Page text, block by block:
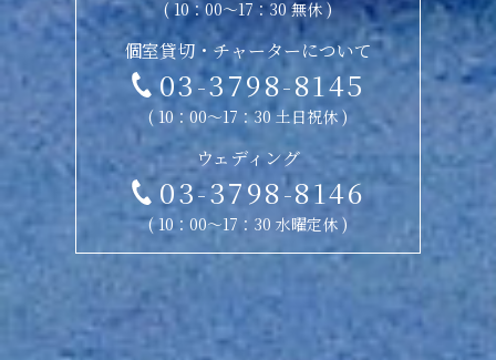
( 10：00〜17：30 無休 )
個室貸切・チャーターについて
03-3798-8145
( 10：00〜17：30 土日祝休 )
ウェディング
03-3798-8146
( 10：00〜17：30 水曜定休 )